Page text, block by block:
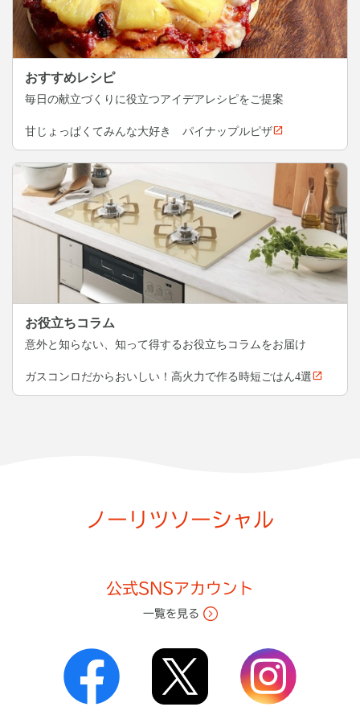
おすすめレシピ
毎日の献立づくりに役立つアイデアレシピをご提案
甘じょっぱくてみんな大好き パイナップルピザ
お役立ちコラム
意外と知らない、知って得するお役立ちコラムをお届け
ガスコンロだからおいしい！高火力で作る時短ごはん4選
ノーリツソーシャル
公式SNSアカウント
一覧を見る